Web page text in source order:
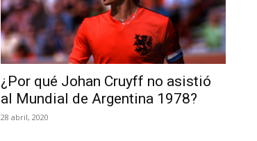
¿Por qué Johan Cruyff no asistió
al Mundial de Argentina 1978?
28 abril, 2020